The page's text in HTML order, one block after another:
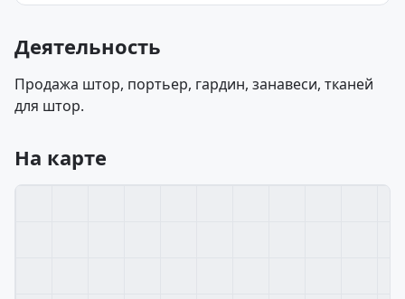
Деятельность
Продажа штор, портьер, гардин, занавеси, тканей
для штор.
На карте